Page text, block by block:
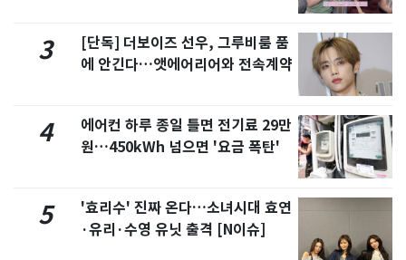
3
[단독] 더보이즈 선우, 그루비룸 품
에 안긴다…앳에어리어와 전속계약
4
에어컨 하루 종일 틀면 전기료 29만
원…450kWh 넘으면 '요금 폭탄'
5
'효리수' 진짜 온다…소녀시대 효연
·유리·수영 유닛 출격 [N이슈]